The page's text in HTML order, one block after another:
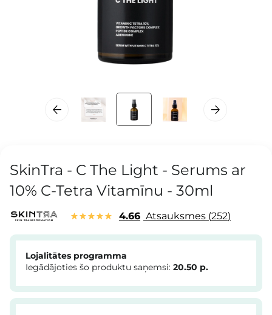
SkinTra - C The Light - Serums ar
10% C-Tetra Vitamīnu - 30ml
4.66 Atsauksmes 252
Lojalitātes programma
Iegādājoties šo produktu saņemsi: 20.50 p.